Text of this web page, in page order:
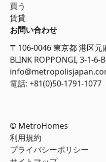
買う
賃貸
お問い合わせ
〒106-0046 東京都 港区元
BLINK ROPPONGI, 3-1-6-
電話: +81(0)50-1791-1077
© MetroHomes
利用規約
プライバシーポリシー